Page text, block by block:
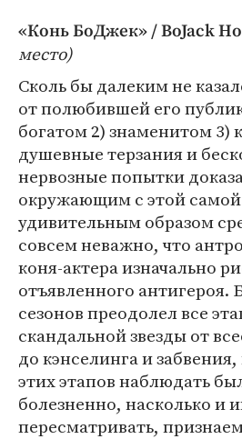
«Конь БоДжек» / BoJack
место)
Сколь бы далеким не
от полюбившей его
богатом 2) знаменитом 3)
душевные терзания и
нервозные попытки
окружающим с этой
удивительным образом
совсем неважно, что
коня-актера изначально
отъявленного антигероя.
сезонов преодолел все
скандальной звезды от
до кэнселинга и
этих этапов наблюдать
болезненно, насколько и
пересматривать,